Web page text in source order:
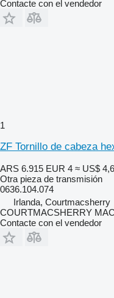
Contacte con el vendedor
1
ZF Tornillo de cabeza
ARS 6.915 EUR 4 ≈ US$
Otra pieza de transmisión
0636.104.074
Irlanda, Courtmacsherry
COURTMACSHERRY
Contacte con el vendedor